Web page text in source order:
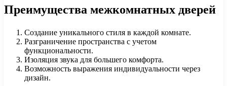
Преимущества межкомнатных дверей
Создание уникального стиля в каждой комнате.
Разграничение пространства с учетом
функциональности.
Изоляция звука для большего комфорта.
Возможность выражения индивидуальности через
дизайн.